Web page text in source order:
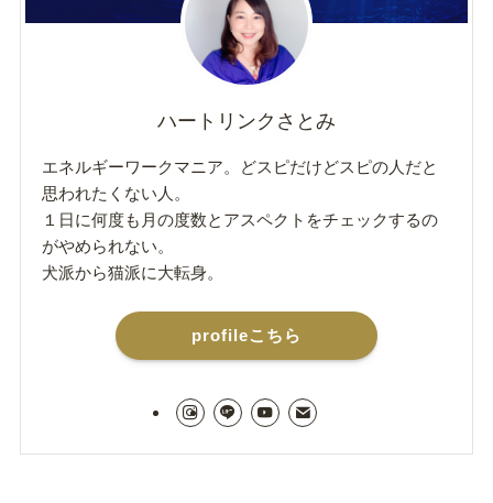
ハートリンクさとみ
エネルギーワークマニア。どスピだけどスピの人だと
思われたくない人。
１日に何度も月の度数とアスペクトをチェックするの
がやめられない。
犬派から猫派に大転身。
profileこちら